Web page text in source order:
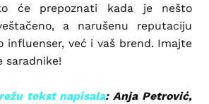
će prepoznati kada je nešto
a narušenu reputaciju
influenser, već i vaš brend. Imajte
saradnike!
tekst napisala: Anja Petrović,